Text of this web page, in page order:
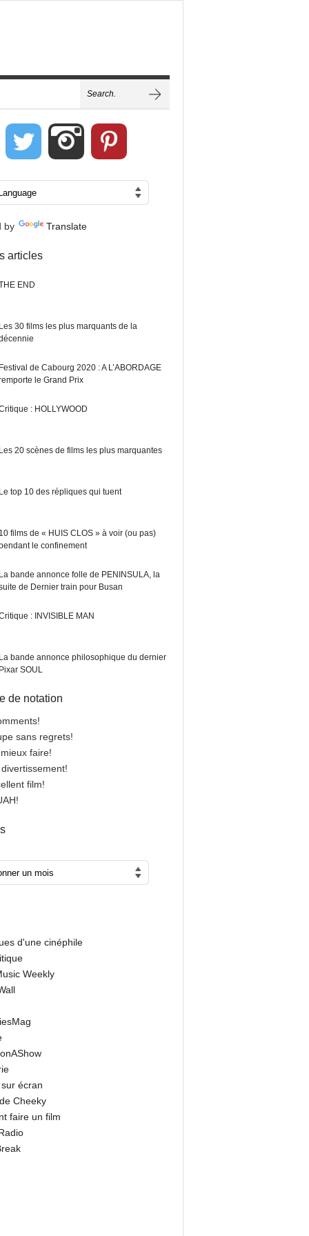
by Translate
articles
END
Les 30 films les plus marquants de la
Festival de Cabourg 2020 : A L’ABORDAGE
le Grand Prix
: HOLLYWOOD
Les 20 scènes de films les plus marquantes
Le top 10 des répliques qui tuent
10 films de « HUIS CLOS » à voir (ou pas)
le confinement
La bande annonce folle de PENINSULA, la
de Dernier train pour Busan
: INVISIBLE MAN
La bande annonce philosophique du dernier
Pixar SOUL
de notation
sans regrets!
faire!
film!
d'une cinéphile
Weekly
écran
Cheeky
faire un film